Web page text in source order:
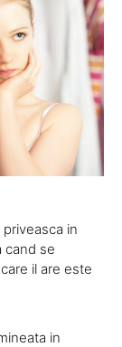
in
cand se
il are este
in